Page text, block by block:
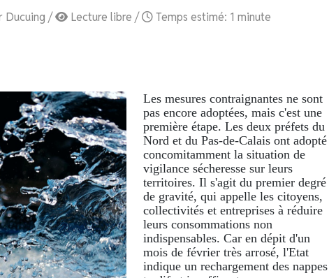
Ducuing / Lecture libre / Temps estimé: 1 minute
Les mesures contraignantes ne sont
pas encore adoptées, mais c'est une
première étape. Les deux préfets du
Nord et du Pas-de-Calais ont adopté
concomitamment la situation de
vigilance sécheresse sur leurs
territoires. Il s'agit du premier degré
de gravité, qui appelle les citoyens,
collectivités et entreprises à réduire
leurs consommations non
indispensables. Car en dépit d'un
mois de février très arrosé, l'Etat
indique un rechargement des nappes